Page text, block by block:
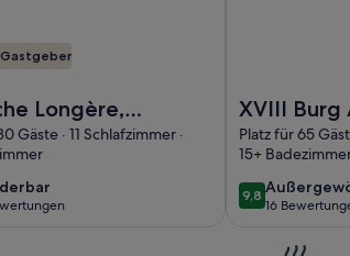
Longère,
beheizten
Gäste · 11 Schlafzimmer ·
XVIII Burg
Tradition
beheizter
Platz für 65
15+
9,89,8 von 10
16
(16